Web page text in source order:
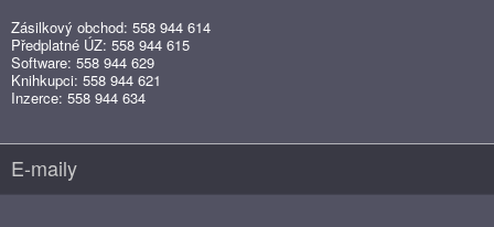
Zásilkový obchod: 558 944 614
Předplatné ÚZ: 558 944 615
Software: 558 944 629
Knihkupci: 558 944 621
Inzerce: 558 944 634
E-maily